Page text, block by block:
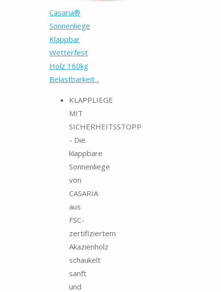
Casaria®
Sonnenliege
Klappbar
Wetterfest
Holz 160kg
Belastbarkeit...
KLAPPLIEGE
MIT
SICHERHEITSSTOPP
- Die
klappbare
Sonnenliege
von
CASARIA
aus
FSC-
zertifiziertem
Akazienholz
schaukelt
sanft
und